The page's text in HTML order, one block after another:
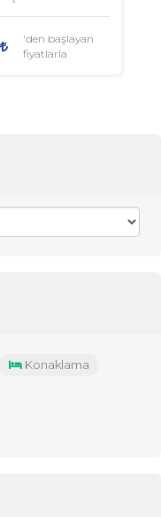
'den başlayan
fiyatlarla
Konaklama